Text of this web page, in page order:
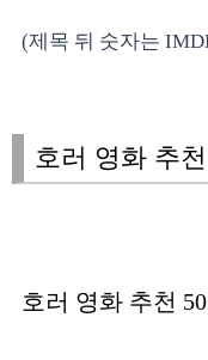
(제목 뒤 숫자는
호러 영화 추
호러 영화 추천